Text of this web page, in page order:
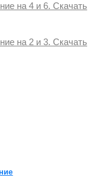
на 4 и 6. Скачать
на 2 и 3. Скачать